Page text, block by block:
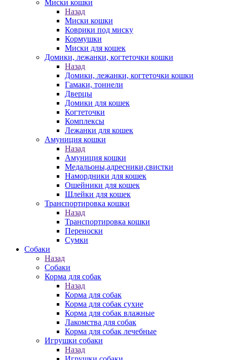
Миски кошки
Назад
Миски кошки
Коврики под миску
Кормушки
Миски для кошек
Домики, лежанки, когтеточки кошки
Назад
Домики, лежанки, когтеточки кошки
Гамаки, тоннели
Дверцы
Домики для кошек
Когтеточки
Комплексы
Лежанки для кошек
Амуниция кошки
Назад
Амуниция кошки
Медальоны,адресники,свистки
Намордники для кошек
Ошейники для кошек
Шлейки для кошек
Транспортировка кошки
Назад
Транспортировка кошки
Переноски
Сумки
Собаки
Назад
Собаки
Корма для собак
Назад
Корма для собак
Корма для собак сухие
Корма для собак влажные
Лакомства для собак
Корма для собак лечебные
Игрушки собаки
Назад